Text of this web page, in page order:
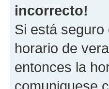
incorrecto!
Si está
horario de
entonces la